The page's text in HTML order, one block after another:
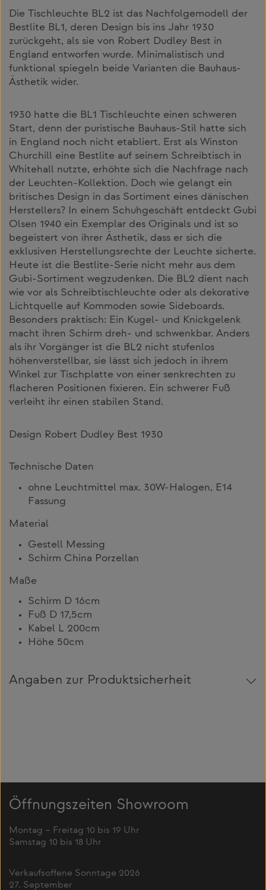
Die Tischleuchte BL2 ist das Nachfolgemodell der
Bestlite BL1, deren Design bis ins Jahr 1930
zurückgeht, als sie von Robert Dudley Best in
England entworfen wurde. Minimalistisch und
funktional spiegeln beide Varianten die Bauhaus-
Ästhetik wider.
1930 hatte die BL1 Tischleuchte einen schweren
Start, denn der puristische Bauhaus-Stil hatte sich
in England noch nicht etabliert. Erst als Winston
Churchill eine Bestlite auf seinem Schreibtisch in
Whitehall nutzte, erhöhte sich die Nachfrage nach
der Leuchten-Kollektion. Doch wie gelangt ein
britisches Design in das Sortiment eines dänischen
Herstellers? In einem Schuhgeschäft entdeckt Gubi
Olsen 1940 ein Exemplar des Originals und ist so
begeistert von ihrer Ästhetik, dass er sich die
exklusiven Herstellungsrechte der Leuchte sicherte.
Heute ist die Bestlite-Serie nicht mehr aus dem
Gubi-Sortiment wegzudenken. Die BL2 dient nach
wie vor als Schreibtischleuchte oder als dekorative
Lichtquelle auf Kommoden sowie Sideboards.
Besonders praktisch: Ein Kugel- und Knickgelenk
macht ihren Schirm dreh- und schwenkbar. Anders
als ihr Vorgänger ist die BL2 nicht stufenlos
höhenverstellbar, sie lässt sich jedoch in ihrem
Winkel zur Tischplatte von einer senkrechten zu
flacheren Positionen fixieren. Ein schwerer Fuß
verleiht ihr einen stabilen Stand.
Design Robert Dudley Best 1930
Technische Daten
ohne Leuchtmittel max. 30W-Halogen, E14
Fassung
Material
Gestell Messing
Schirm China Porzellan
Maße
Schirm D 16cm
Fuß D 17,5cm
Kabel L 200cm
Höhe 50cm
Angaben zur Produktsicherheit
Öffnungszeiten Showroom
Montag – Freitag 10 bis 19 Uhr
Samstag 10 bis 18 Uhr
Verkaufsoffene Sonntage 2026
27. September